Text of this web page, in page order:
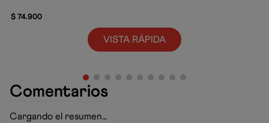
$74.900
VISTA RÁPIDA
Comentarios
Cargando el resumen…